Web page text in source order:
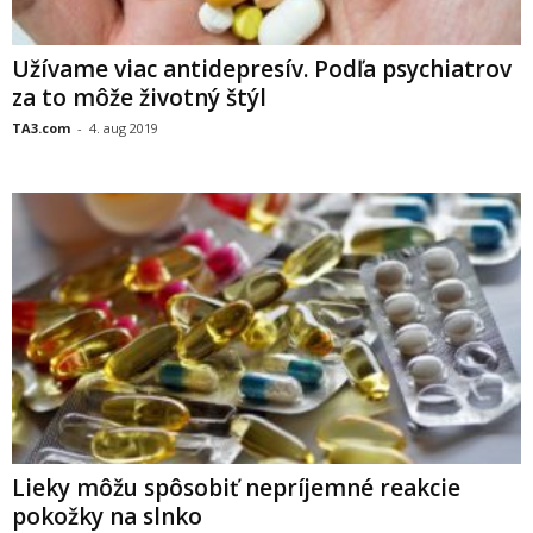
Užívame viac antidepresív. Podľa psychiatrov
za to môže životný štýl
TA3.com - 4. aug 2019
Lieky môžu spôsobiť nepríjemné reakcie
pokožky na slnko